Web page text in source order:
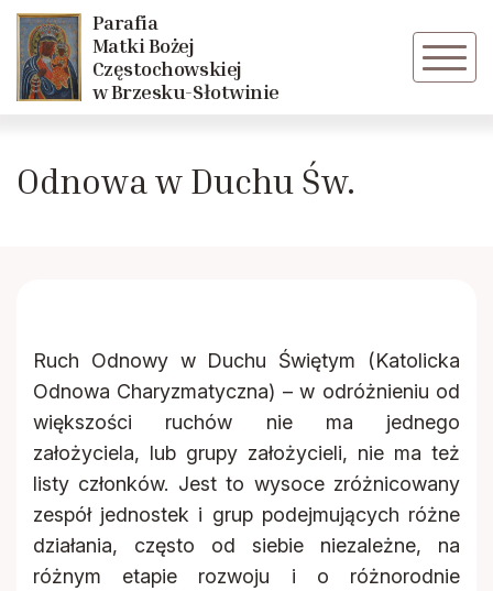
Parafia
Matki Bożej
Częstochowskiej
w Brzesku-Słotwinie
O parafii
Duszpasterze
Kalendarium
Liturgiczna Służba Ołtarza
Róże Różańcowe
Odnowa w Duchu Św.
Ruch Odnowy w Duchu Świętym (Katolicka
Odnowa Charyzmatyczna) – w odróżnieniu od
większości ruchów nie ma jednego
założyciela, lub grupy założycieli, nie ma też
listy członków. Jest to wysoce zróżnicowany
zespół jednostek i grup podejmujących różne
działania, często od siebie niezależne, na
różnym etapie rozwoju i o różnorodnie